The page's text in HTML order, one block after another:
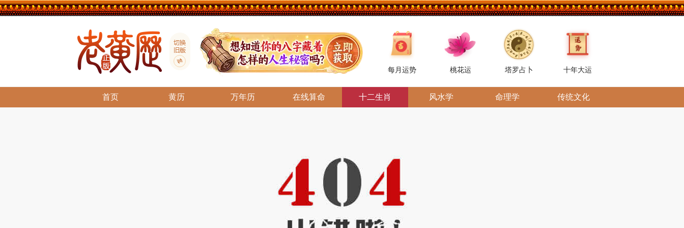
每月运势 桃花运 塔罗占卜 十年大运
首页 黄历 万年历 在线算命 十二生肖 风水学 命理学 传统文化